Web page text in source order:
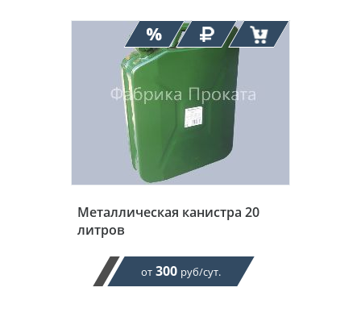
Металлическая канистра 20
литров
от 300 руб/сут.